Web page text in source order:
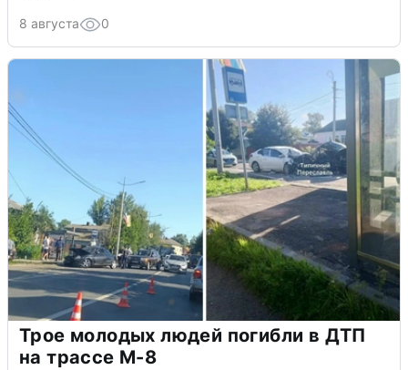
8 августа 0
Трое молодых людей погибли в ДТП
на трассе М-8